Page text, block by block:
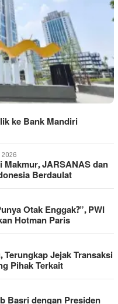
ke Bank Mandiri
2026
JARSANAS dan
Berdaulat
Otak Enggak?”, PWI
Hotman Paris
Jejak Transaksi
Pihak Terkait